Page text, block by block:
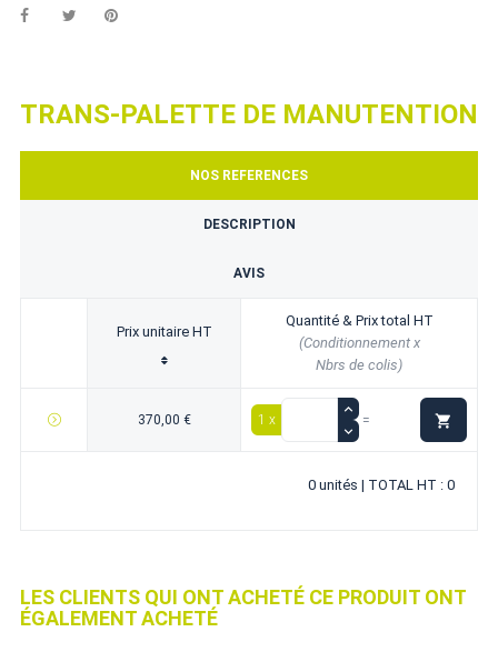
TRANS-PALETTE DE MANUTENTION
NOS REFERENCES
DESCRIPTION
AVIS
Prix unitaire HT
Quantité & Prix total HT
(Conditionnement x
Nbrs de colis)
370,00 € 1 x = 
0 unités | TOTAL HT : 0
LES CLIENTS QUI ONT ACHETÉ CE PRODUIT ONT
ÉGALEMENT ACHETÉ